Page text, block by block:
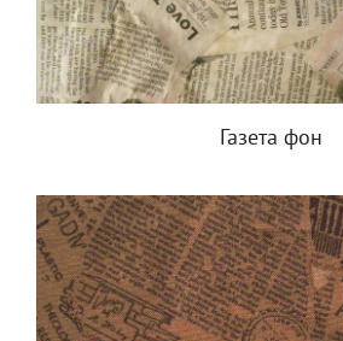
Газета фон